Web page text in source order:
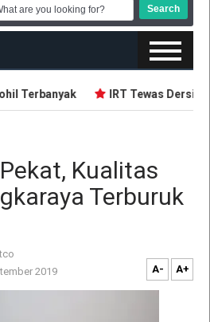
Terbanyak IRT Tewas
Kualitas
Terburuk
2019 A- A+